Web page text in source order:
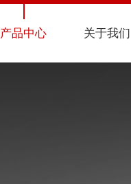
产品中心 关于我们